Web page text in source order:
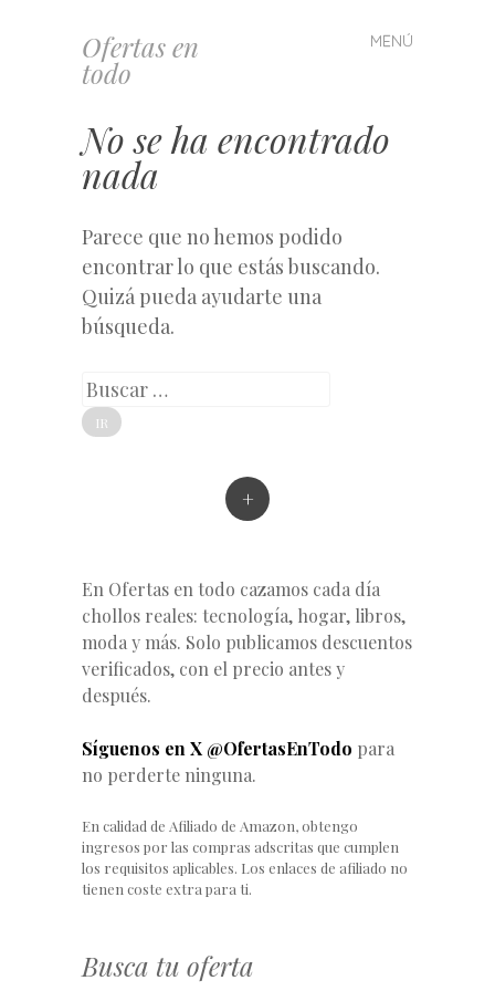
Ofertas en
todo
MENÚ
Saltar
al
No se ha encontrado
nada
Parece que no hemos podido
encontrar lo que estás buscando.
Quizá pueda ayudarte una
búsqueda.
Buscar
+
En Ofertas en todo cazamos cada día
chollos reales: tecnología, hogar, libros,
moda y más. Solo publicamos descuentos
verificados, con el precio antes y
después.
Síguenos en X @OfertasEnTodo para
no perderte ninguna.
En calidad de Afiliado de Amazon, obtengo
ingresos por las compras adscritas que cumplen
los requisitos aplicables. Los enlaces de afiliado no
tienen coste extra para ti.
Busca tu oferta